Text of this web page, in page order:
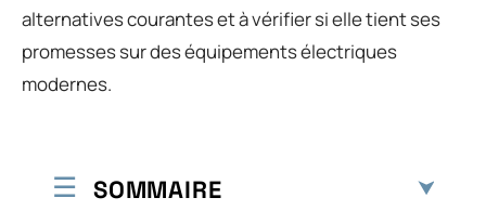
alternatives courantes et à vérifier si elle tient ses
promesses sur des équipements électriques
modernes.
SOMMAIRE